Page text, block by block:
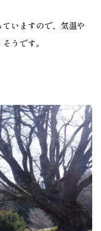
いますので、気温や
うです。